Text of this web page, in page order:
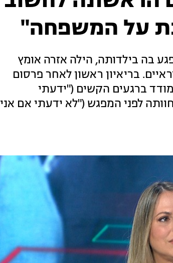
על המשפחה"
בה בילדותה, הילה אזרה אומץ
המעשים הנוראיים. בריאיון ראשון לאחר פרסום
ברגעים הקשים ("ידעתי
לפני המפגש ("לא ידעתי אם אני